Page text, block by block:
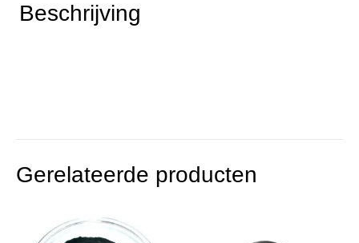
Beschrijving
Gerelateerde producten